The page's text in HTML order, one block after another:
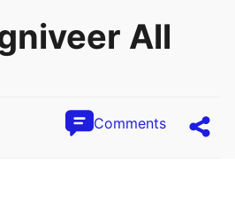
All
Comments